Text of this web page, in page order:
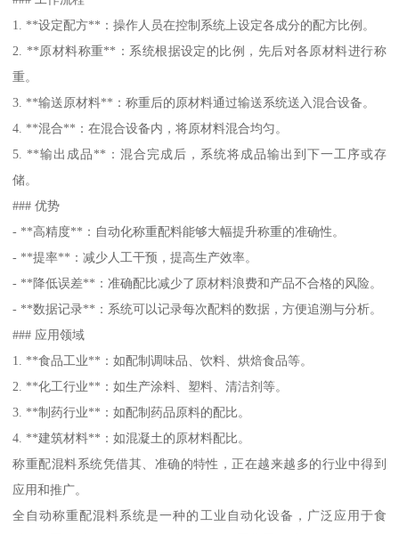
1. **设定配方**：操作人员在控制系统上设定各成分的配方比例。
2. **原材料称重**：系统根据设定的比例，先后对各原材料进行称
重。
3. **输送原材料**：称重后的原材料通过输送系统送入混合设备。
4. **混合**：在混合设备内，将原材料混合均匀。
5. **输出成品**：混合完成后，系统将成品输出到下一工序或存
储。
### 优势
- **高精度**：自动化称重配料能够大幅提升称重的准确性。
- **提率**：减少人工干预，提高生产效率。
- **降低误差**：准确配比减少了原材料浪费和产品不合格的风险。
- **数据记录**：系统可以记录每次配料的数据，方便追溯与分析。
### 应用领域
1. **食品工业**：如配制调味品、饮料、烘焙食品等。
2. **化工行业**：如生产涂料、塑料、清洁剂等。
3. **制药行业**：如配制药品原料的配比。
4. **建筑材料**：如混凝土的原材料配比。
称重配混料系统凭借其、准确的特性，正在越来越多的行业中得到
应用和推广。
全自动称重配混料系统是一种的工业自动化设备，广泛应用于食